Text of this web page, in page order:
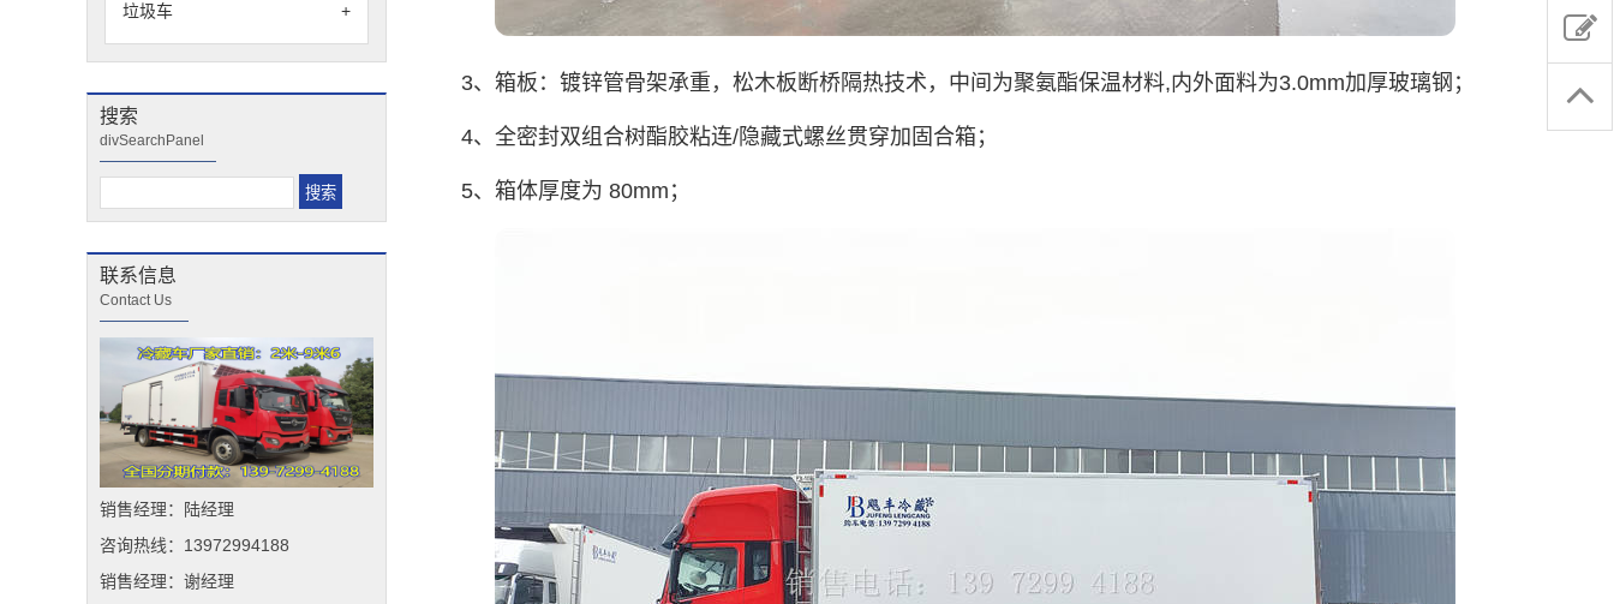
垃圾车
+
搜索
divSearchPanel
联系信息
Contact Us
销售经理：陆经理
咨询热线：13972994188
销售经理：谢经理
3、箱板：镀锌管骨架承重，松木板断桥隔热技术，中间为聚氨酯保温材料,内外面料为3.0mm加厚玻璃钢；
4、全密封双组合树酯胶粘连/隐藏式螺丝贯穿加固合箱；
5、箱体厚度为 80mm；